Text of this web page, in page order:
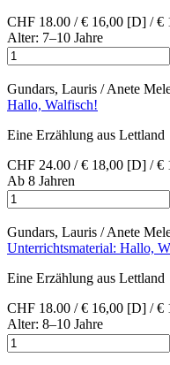
CHF 18.00 / € 16,00 [D] / €
Alter: 7–10 Jahre
Gundars, Lauris / Anete
Hallo, Walfisch!
Eine Erzählung aus Lettland
CHF 24.00 / € 18,00 [D] / €
Ab 8 Jahren
Gundars, Lauris / Anete
Unterrichtsmaterial: Hallo,
Eine Erzählung aus Lettland
CHF 18.00 / € 16,00 [D] / €
Alter: 8–10 Jahre